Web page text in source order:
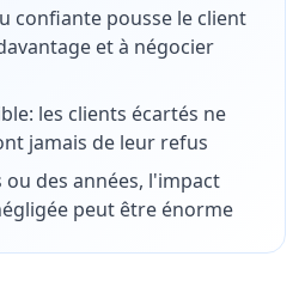
confiante pousse le client
et à négocier
les clients écartés ne
jamais de leur refus
ou des années, l'impact
peut être énorme